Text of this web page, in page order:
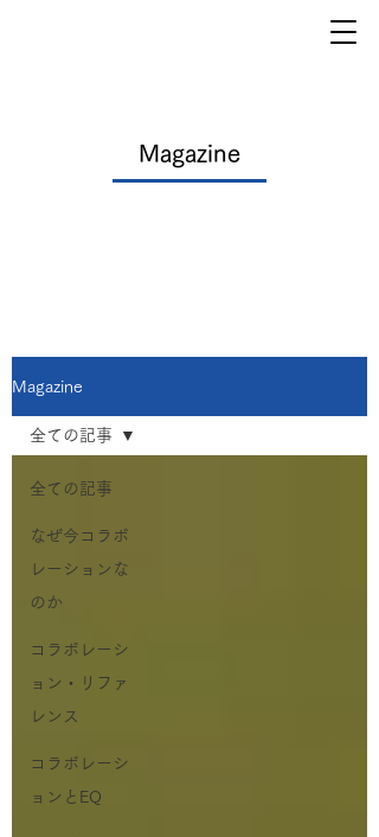
Magazine
Magazine
全ての記事
なぜ今コラボ
レーションな
のか
コラボレーシ
ョン・リファ
レンス
コラボレーシ
ョンとEQ
全ての記事